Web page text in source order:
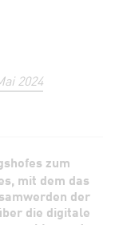
2024
zum
mit dem das
der
die digitale